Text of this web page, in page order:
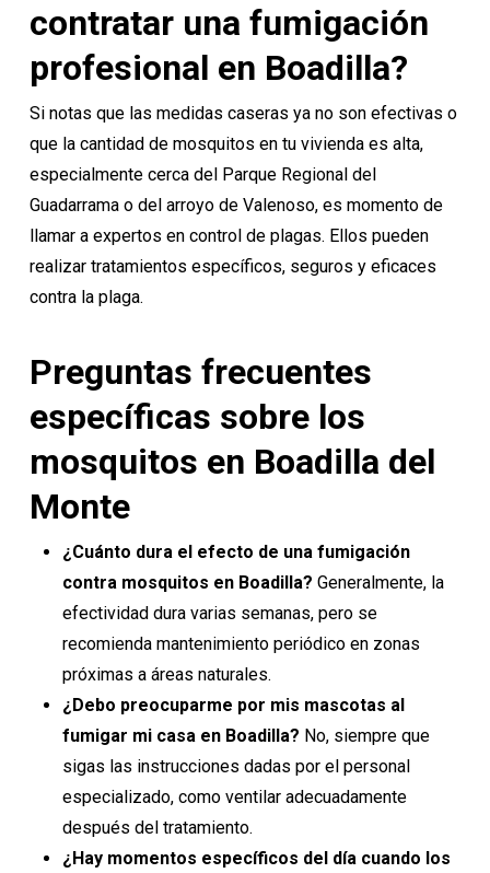
contratar una fumigación
profesional en Boadilla?
Si notas que las medidas caseras ya no son efectivas o
que la cantidad de mosquitos en tu vivienda es alta,
especialmente cerca del Parque Regional del
Guadarrama o del arroyo de Valenoso, es momento de
llamar a expertos en control de plagas. Ellos pueden
realizar tratamientos específicos, seguros y eficaces
contra la plaga.
Preguntas frecuentes
específicas sobre los
mosquitos en Boadilla del
Monte
¿Cuánto dura el efecto de una fumigación
contra mosquitos en Boadilla? Generalmente, la
efectividad dura varias semanas, pero se
recomienda mantenimiento periódico en zonas
próximas a áreas naturales.
¿Debo preocuparme por mis mascotas al
fumigar mi casa en Boadilla? No, siempre que
sigas las instrucciones dadas por el personal
especializado, como ventilar adecuadamente
después del tratamiento.
¿Hay momentos específicos del día cuando los